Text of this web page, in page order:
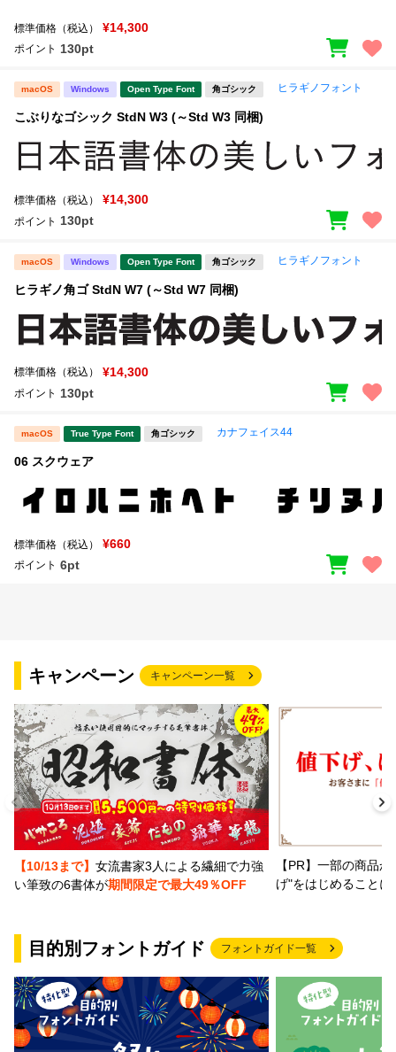
標準価格（税込） ¥14,300
ポイント 130pt
macOS Windows Open Type Font 角ゴシック ヒラギノフォント
こぶりなゴシック StdN W3 (～Std W3 同梱)
標準価格（税込） ¥14,300
ポイント 130pt
macOS Windows Open Type Font 角ゴシック ヒラギノフォント
ヒラギノ角ゴ StdN W7 (～Std W7 同梱)
標準価格（税込） ¥14,300
ポイント 130pt
macOS True Type Font 角ゴシック カナフェイス44
06 スクウェア
標準価格（税込） ¥660
ポイント 6pt
キャンペーン キャンペーン一覧
【10/13まで】 女流書家3人による繊細で力強
い筆致の6書体が期間限定で最大49％OFF
【PR】一部の商品
げ"をはじめること
目的別フォントガイド フォントガイド一覧